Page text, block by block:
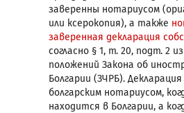
заверенны нотариусом
или ксерокопия), а также
заверенная декларация
согласно § 1, т. 20, подт. 2
положений Закона об
Болгарии (ЗЧРБ).
болгарским нотариусом,
находится в Болгарии, а